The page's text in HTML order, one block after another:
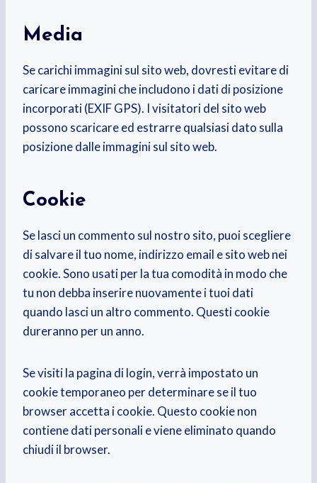
Media
Se carichi immagini sul sito web, dovresti evitare di
caricare immagini che includono i dati di posizione
incorporati (EXIF GPS). I visitatori del sito web
possono scaricare ed estrarre qualsiasi dato sulla
posizione dalle immagini sul sito web.
Cookie
Se lasci un commento sul nostro sito, puoi scegliere
di salvare il tuo nome, indirizzo email e sito web nei
cookie. Sono usati per la tua comodità in modo che
tu non debba inserire nuovamente i tuoi dati
quando lasci un altro commento. Questi cookie
dureranno per un anno.
Se visiti la pagina di login, verrà impostato un
cookie temporaneo per determinare se il tuo
browser accetta i cookie. Questo cookie non
contiene dati personali e viene eliminato quando
chiudi il browser.